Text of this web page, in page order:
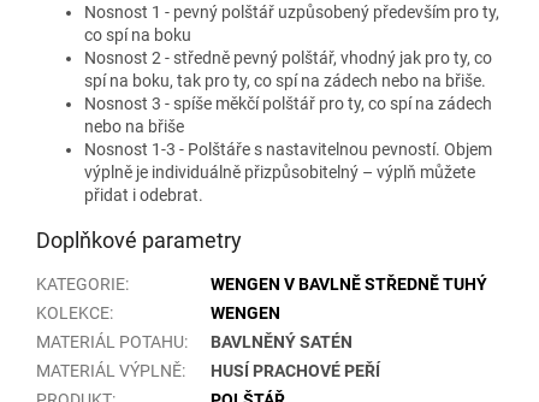
Nosnost 1 - pevný polštář uzpůsobený především pro ty,
co spí na boku
Nosnost 2 - středně pevný polštář, vhodný jak pro ty, co
spí na boku, tak pro ty, co spí na zádech nebo na břiše.
Nosnost 3 - spíše měkčí polštář pro ty, co spí na zádech
nebo na břiše
Nosnost 1-3 - Polštáře s nastavitelnou pevností. Objem
výplně je individuálně přizpůsobitelný – výplň můžete
přidat i odebrat.
Doplňkové parametry
KATEGORIE:
WENGEN V BAVLNĚ STŘEDNĚ TUHÝ
KOLEKCE:
WENGEN
MATERIÁL POTAHU:
BAVLNĚNÝ SATÉN
MATERIÁL VÝPLNĚ:
HUSÍ PRACHOVÉ PEŘÍ